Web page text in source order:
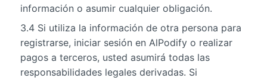
información o asumir cualquier obligación.
3.4 Si utiliza la información de otra persona para
registrarse, iniciar sesión en AlPodify o realizar
pagos a terceros, usted asumirá todas las
responsabilidades legales derivadas. Si